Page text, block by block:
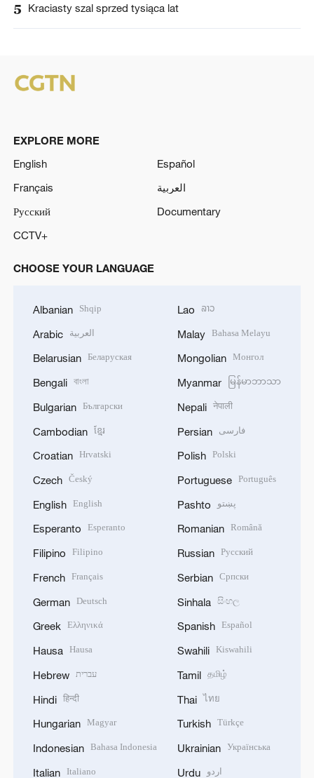
5 Kraciasty szal sprzed tysiąca lat
EXPLORE MORE
English
Español
Français
العربية
Русский
Documentary
CCTV+
CHOOSE YOUR LANGUAGE
Albanian Shqip
Arabic العربية
Belarusian Беларуская
Bengali বাংলা
Bulgarian Български
Cambodian ខ្មែរ
Croatian Hrvatski
Czech Český
English English
Esperanto Esperanto
Filipino Filipino
French Français
German Deutsch
Greek Ελληνικά
Hausa Hausa
Hebrew עברית
Hindi हिन्दी
Hungarian Magyar
Indonesian Bahasa Indonesia
Italian Italiano
Lao ລາວ
Malay Bahasa Melayu
Mongolian Монгол
Myanmar မြန်မာဘာသာ
Nepali नेपाली
Persian فارسی
Polish Polski
Portuguese Português
Pashto پښتو
Romanian Română
Russian Русский
Serbian Српски
Sinhala සිංහල
Spanish Español
Swahili Kiswahili
Tamil தமிழ்
Thai ไทย
Turkish Türkçe
Ukrainian Українська
Urdu اردو